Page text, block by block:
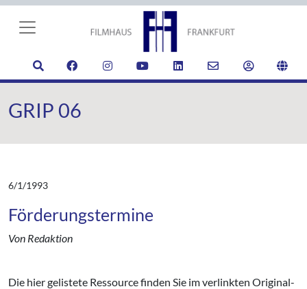
GRIP 06
6/1/1993
Förderungstermine
Von Redaktion
Die hier gelistete Ressource finden Sie im verlinkten Original-